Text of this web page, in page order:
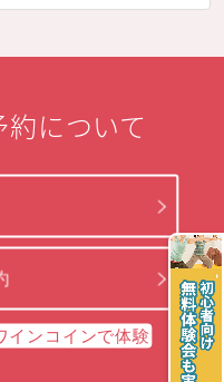
について
インコインで体験